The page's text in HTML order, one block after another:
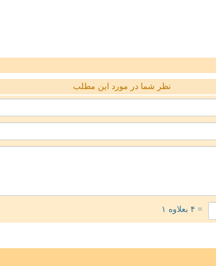
نظر شما در مورد این مطلب
= ۴ بعلاوه ۱